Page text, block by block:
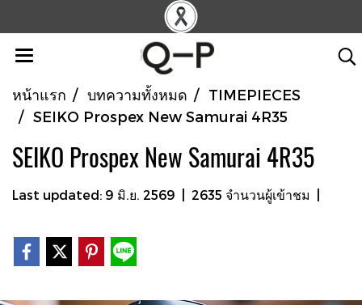
หน้าแรก บทความทั้งหมด
TIMEPIECES
SEIKO Prospex New Samurai 4R35
SEIKO Prospex New Samurai 4R35
Last updated: 9 มิ.ย. 2569 2635 จำนวนผู้เข้าชม